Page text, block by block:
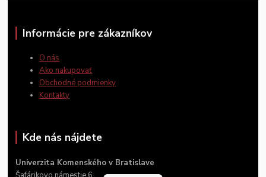
Informácie pre zákazníkov
O nás
Ako nakupovať
Obchodné podmienky
Kontakty
Kde nás nájdete
Univerzita Komenského v Bratislave